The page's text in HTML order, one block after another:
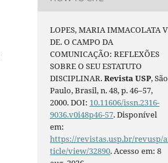
LOPES, MARIA IMMACOLATA
DE. O CAMPO DA
COMUNICAÇÃO: REFLEXÕES
SOBRE O SEU ESTATUTO
DISCIPLINAR.Revista USP, São
Paulo, Brasil, n. 48, p. 46–57,
2000. DOI: 10.11606/issn.2316-
9036.v0i48p46-57. Disponível
em:
https://revistas.usp.br/revusp/
ticle/view/32890. Acesso em: 8